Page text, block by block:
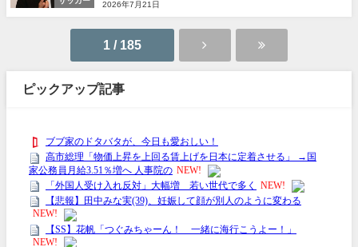
2026年7月21日
1 / 185
ピックアップ記事